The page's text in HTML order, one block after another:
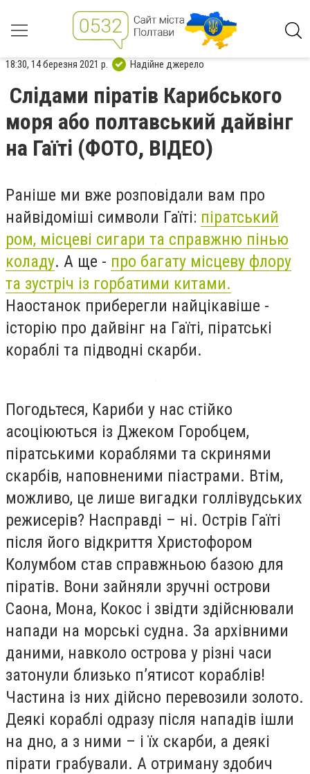
18:30, 14 березня 2021 р. Надійне джерело
Слідами піратів Карибського
моря або полтавський дайвінг
на Гаїті (ФОТО, ВІДЕО)
Раніше ми вже розповідали вам про
найвідоміші символи Гаїті: піратський
ром, місцеві сигари та справжню пінью
коладу. А ще - про багату місцеву флору
та зустріч із горбатими китами.
Наостанок приберегли найцікавіше -
історію про дайвінг на Гаїті, піратські
кораблі та підводні скарби.
Погодьтеся, Кариби у нас стійко
асоціюються із Джеком Горобцем,
піратськими кораблями та скринями
скарбів, наповненими піастрами. Втім,
можливо, це лише вигадки голлівудських
режисерів? Насправді – ні. Острів Гаїті
після його відкриття Христофором
Колумбом став справжньою базою для
піратів. Вони зайняли зручні острови
Саона, Мона, Кокос і звідти здійснювали
напади на морські судна. За архівними
даними, навколо острова у різні часи
затонули близько п’ятисот кораблів!
Частина із них дійсно перевозили золото.
Деякі кораблі одразу після нападів ішли
на дно, а з ними – і їх скарби, а деякі
пірати грабували. А отриману здобич